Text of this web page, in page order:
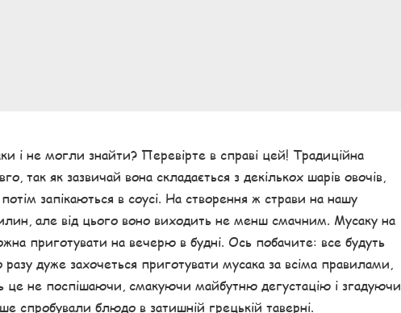
і не могли знайти? Перевірте в справі цей! Традиційна
так як зазвичай вона складається з декількох шарів овочів,
запікаються в соусі. На створення ж страви на нашу
але від цього воно виходить не менш смачним. Мусаку на
приготувати на вечерю в будні. Ось побачите: все будуть
дуже захочеться приготувати мусака за всіма правилами,
це не поспішаючи, смакуючи майбутню дегустацію і згадуючи
спробували блюдо в затишній грецькій таверні.